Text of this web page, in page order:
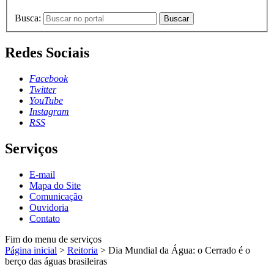
Busca: Buscar
Redes Sociais
Facebook
Twitter
YouTube
Instagram
RSS
Serviços
E-mail
Mapa do Site
Comunicação
Ouvidoria
Contato
Fim do menu de serviços
Página inicial > Reitoria > Dia Mundial da Água: o Cerrado é o
berço das águas brasileiras